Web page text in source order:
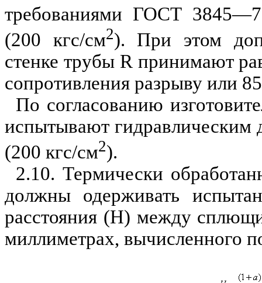
требованиями ГОСТ
(200 кгс/см2). При этом
стенке трубы R принимают
сопротивления разрыву или
По согласованию
испытывают
(200 кгс/см2).
2.10. Термически
должны одерживать
расстояния (Н) междy
миллиметрах, вычисленного